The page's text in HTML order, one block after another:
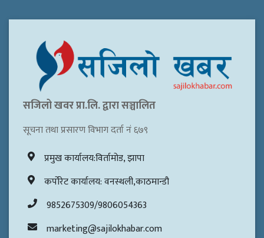
सजिलो खवर प्रा.लि. द्वारा सञ्चालित
सूचना तथा प्रसारण विभाग दर्ता नं ६७९
प्रमुख कार्यालय:विर्तामोड, झापा
कर्पोरेट कार्यालय: वनस्थली,काठमान्डौ
9852675309/9806054363
marketing@sajilokhabar.com